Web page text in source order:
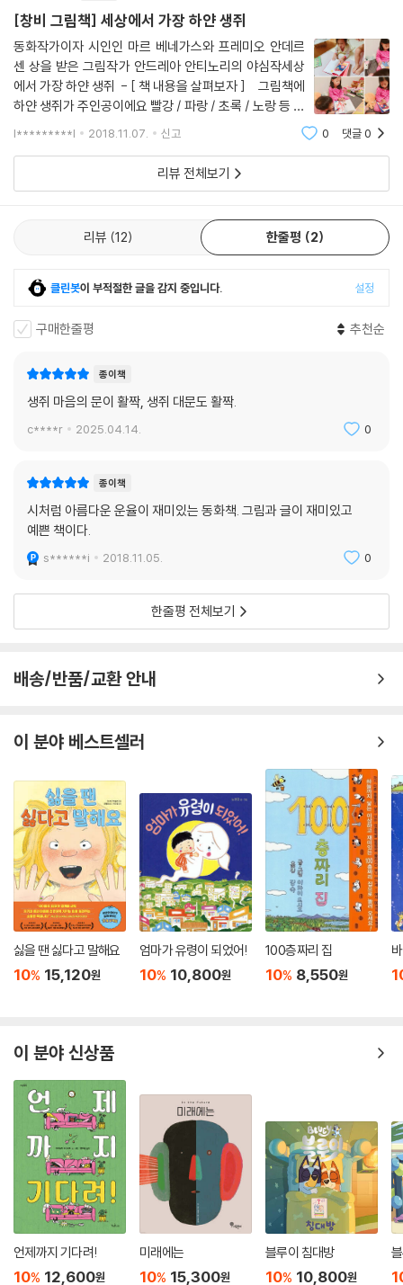
[창비 그림책] 세상에서 가장 하얀 생쥐
동화작가이자 시인인 마르 베네가스와 프레미오 안데르
센 상을 받은 그림작가 안드레아 안티노리의 야심작세상
에서 가장 하얀 생쥐 - [ 책 내용을 살펴보자 ] 그림책에
하얀 생쥐가 주인공이에요 빨강 / 파랑 / 초록 / 노랑 등 원
색이 눈에 띄어서 색감을 보는 재미도 있어요 주인공인 생
때만 바깥에 외출을 하죠 하지만
l*********l 2018.11.07. 신고 0 댓글0
리뷰 전체보기
리뷰 12 한줄평 2
클린봇이 부적절한 글을 감지 중입니다. 설정
구매한줄평 추천순
종이책
생쥐 마음의 문이 활짝, 생쥐 대문도 활짝.
c****r 2025.04.14. 0
종이책
시처럼 아름다운 운율이 재미있는 동화책. 그림과 글이 재미있고
예쁜 책이다.
s******i 2018.11.05. 0
한줄평 전체보기
배송/반품/교환 안내
이 분야 베스트셀러
싫을 땐 싫다고 말해요
10% 15,120원
엄마가 유령이 되었어!
10% 10,800원
100층짜리 집
10% 8,550원
이 분야 신상품
언제까지 기다려!
10% 12,600원
미래에는
10% 15,300원
블루이 침대방
10% 10,800원